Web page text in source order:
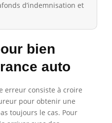
d’indemnisation et
bien
auto
erreur consiste à croire
pour obtenir une
toujours le cas. Pour